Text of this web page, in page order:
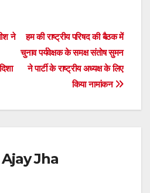
e
g
a
d
s
gr
a
m
e
dI
n
di
t
हम की राष्ट्रीय परिषद की बैठक में
चुनाव पर्यवेक्षक के समक्ष संतोष सुमन
ने पार्टी के राष्ट्रीय अध्यक्ष के लिए
किया नामांकन
ने
Ajay Jha